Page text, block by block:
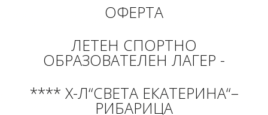
ОФЕРТА
ЛЕТЕН СПОРТНО
ОБРАЗОВАТЕЛЕН ЛАГЕР -
**** Х-Л‘‘СВЕТА ЕКАТЕРИНА‘‘–
РИБАРИЦА